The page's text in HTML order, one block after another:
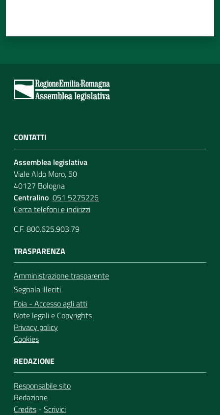
CONTATTI
Assemblea legislativa
Viale Aldo Moro, 50
40127 Bologna
Centralino 051 5275226
Cerca telefoni e indirizzi
C.F. 800.625.903.79
TRASPARENZA
Amministrazione trasparente
Segnala illeciti
Foia - Accesso agli atti
Note legalie Copyrights
Privacy policy
Cookies
REDAZIONE
Responsabile sito
Redazione
Credits - Scrivici